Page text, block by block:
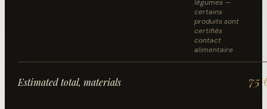
légumes —
certains
produits sont
certifiés
contact
alimentaire
Estimated total, materials 75